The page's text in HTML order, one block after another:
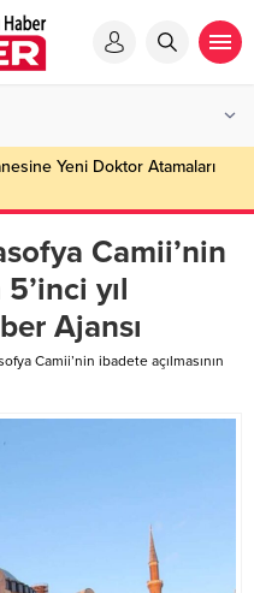
Yeni Doktor Atamaları
Camii’nin
yıl
Ajansı
Camii’nin ibadete açılmasının